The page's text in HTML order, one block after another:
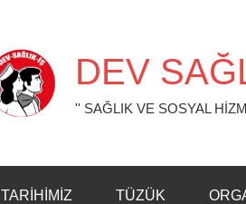
DEV
'' SAĞLIK VE SOSYAL
TARİHİMİZ TÜZÜK